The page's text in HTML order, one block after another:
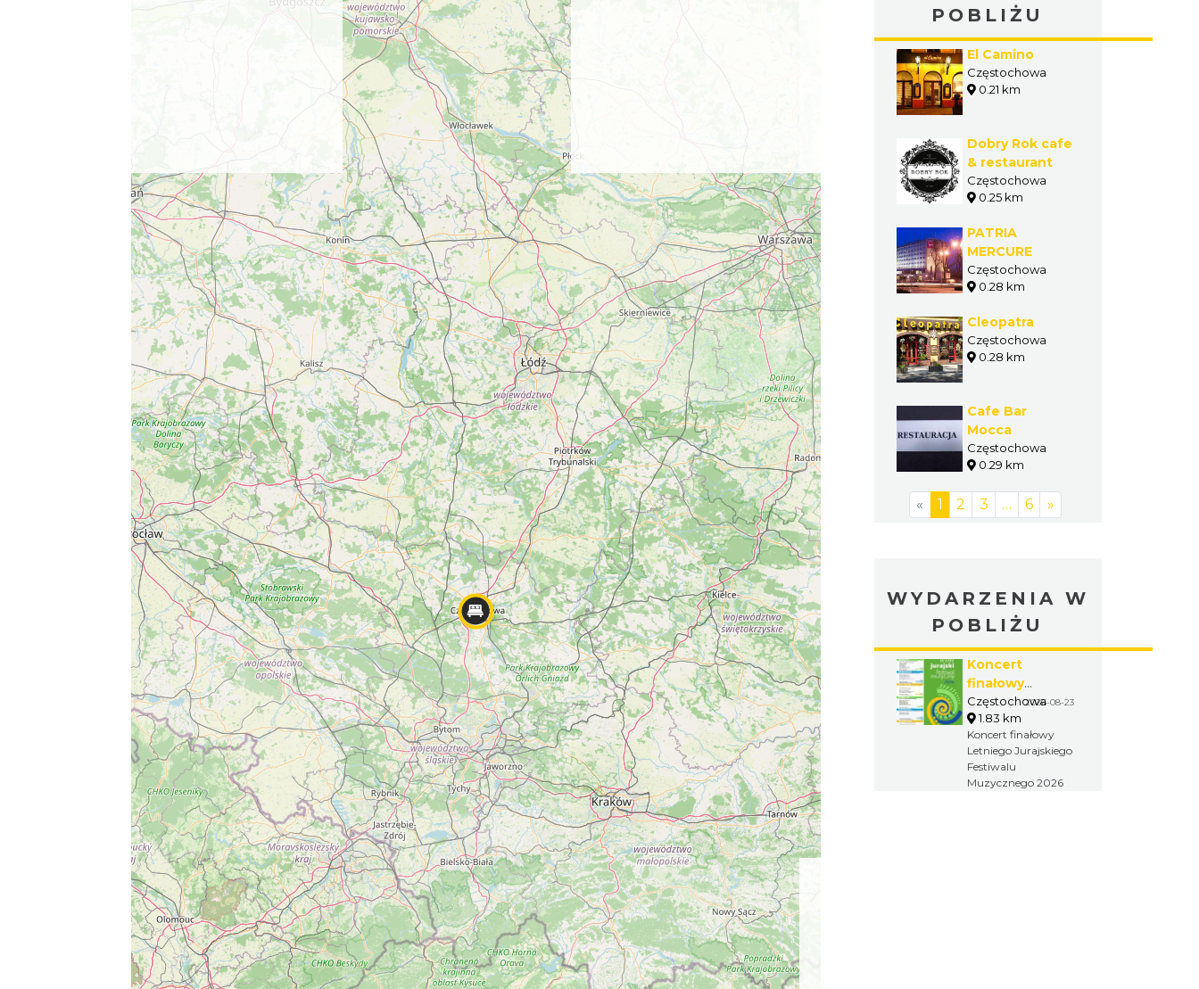
POBLIŻU
El Camino
Częstochowa
0.21 km
Dobry Rok cafe
& restaurant
Częstochowa
0.25 km
PATRIA
MERCURE
Częstochowa
0.28 km
Cleopatra
Częstochowa
0.28 km
Cafe Bar
Mocca
Częstochowa
0.29 km
« 1 2 3 … 6 »
WYDARZENIA W
POBLIŻU
Koncert
finałowy
Letniego
Jurajskiego
Festiwalu
Muzycznego
2026
Częstochowa2026-08-23
1.83 km
Koncert finałowy
Letniego Jurajskiego
Festiwalu
Muzycznego 2026